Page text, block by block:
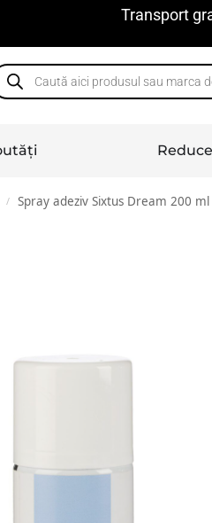
Transport
/ Spray adeziv Sixtus Dream 200 ml